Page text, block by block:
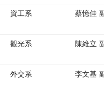
資工系 蔡憶佳
觀光系 陳維立
外交系 李文基